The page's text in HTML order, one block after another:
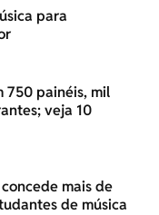
para
750 painéis, mil
veja 10
mais de
de música